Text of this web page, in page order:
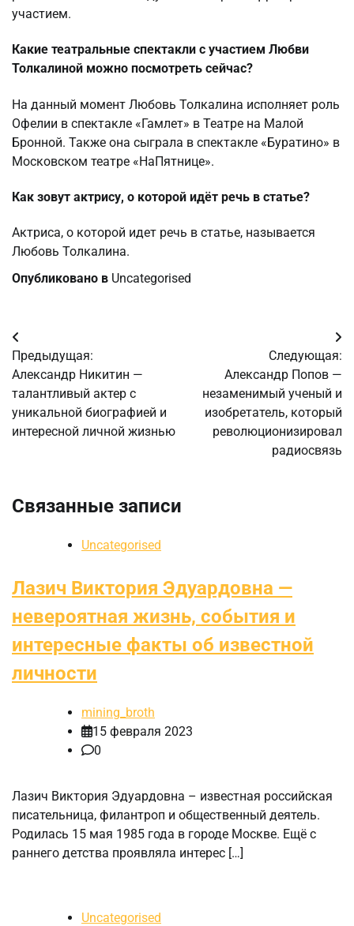
участием.
Какие театральные спектакли с участием Любви
Толкалиной можно посмотреть сейчас?
На данный момент Любовь Толкалина исполняет роль
Офелии в спектакле «Гамлет» в Театре на Малой
Бронной. Также она сыграла в спектакле «Буратино» в
Московском театре «НаПятнице».
Как зовут актрису, о которой идёт речь в статье?
Актриса, о которой идет речь в статье, называется
Любовь Толкалина.
Опубликовано в Uncategorised
Навигация
по
записям
Предыдущая:
Александр Никитин —
талантливый актер с
уникальной биографией и
интересной личной жизнью
Следующая:
Александр Попов —
незаменимый ученый и
изобретатель, который
революционизировал
радиосвязь
Связанные записи
Uncategorised
Лазич Виктория Эдуардовна —
невероятная жизнь, события и
интересные факты об известной
личности
mining_broth
15 февраля 2023
0
Лазич Виктория Эдуардовна – известная российская
писательница, филантроп и общественный деятель.
Родилась 15 мая 1985 года в городе Москве. Ещё с
раннего детства проявляла интерес […]
Uncategorised